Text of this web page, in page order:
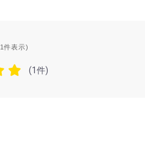
1件表示)
(1件)